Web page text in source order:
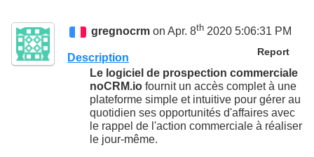
gregnocrm on Apr. 8th 2020 5:06:31 PM
Report
Description
Le logiciel de prospection commerciale
noCRM.io fournit un accès complet à une
plateforme simple et intuitive pour gérer au
quotidien ses opportunités d'affaires avec
le rappel de l'action commerciale à réaliser
le jour-même.